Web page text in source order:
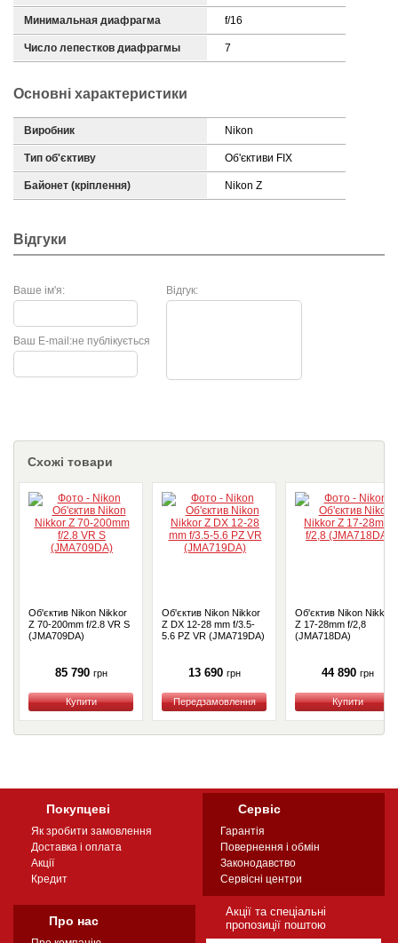
Минимальная диафрагма f/16
Число лепестков диафрагмы 7
Основні характеристики
Виробник Nikon
Тип об'єктиву Об'єктиви FIX
Байонет (кріплення) Nikon Z
Відгуки
Ваше ім'я: Відгук:
не публікується
Ваш E-mail:
Схожі товари
Об'єктив Nikon Nikkor
Z 70-200mm f/2.8 VR S
(JMA709DA)
85 790 грн
Купити
Об'єктив Nikon Nikkor
Z DX 12-28 mm f/3.5-
5.6 PZ VR (JMA719DA)
13 690 грн
Купити
Об'єктив Nikon Nikkor
Z 17-28mm f/2,8
(JMA718DA)
44 890 грн
Купити
Покупцеві
Як зробити замовлення
Доставка і оплата
Акції
Кредит
Сервіс
Гарантія
Повернення і обмін
Законодавство
Сервісні центри
Про нас
Акції та спеціальні
пропозиції поштою